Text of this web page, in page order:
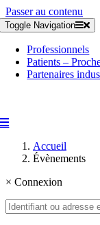
Passer au contenu
Toggle Navigation
Professionnels
Patients –
Partenaires
Accueil
Évènements
× Connexion